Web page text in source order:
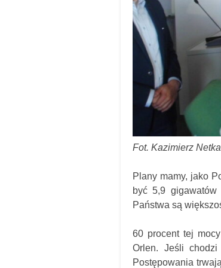
Fot. Kazimierz
Plany mamy, jako
być 5,9
Państwa są
60 procent tej
Orlen. Jeśli
Postępowania